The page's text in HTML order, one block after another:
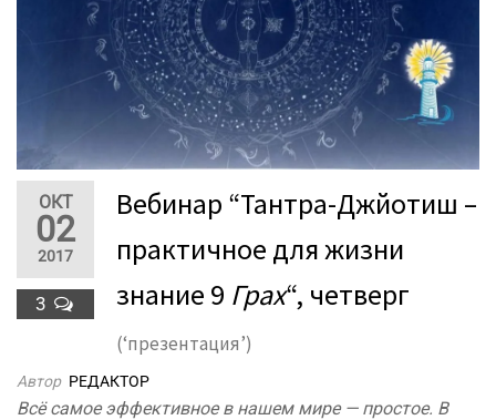
ОКТ
02
2017
3
Вебинар “Тантра-Джйотиш –
практичное для жизни
знание 9 Грах“, четверг
(‘презентация’)
Автор РЕДАКТОР
Всё самое эффективное в нашем мире — простое. В